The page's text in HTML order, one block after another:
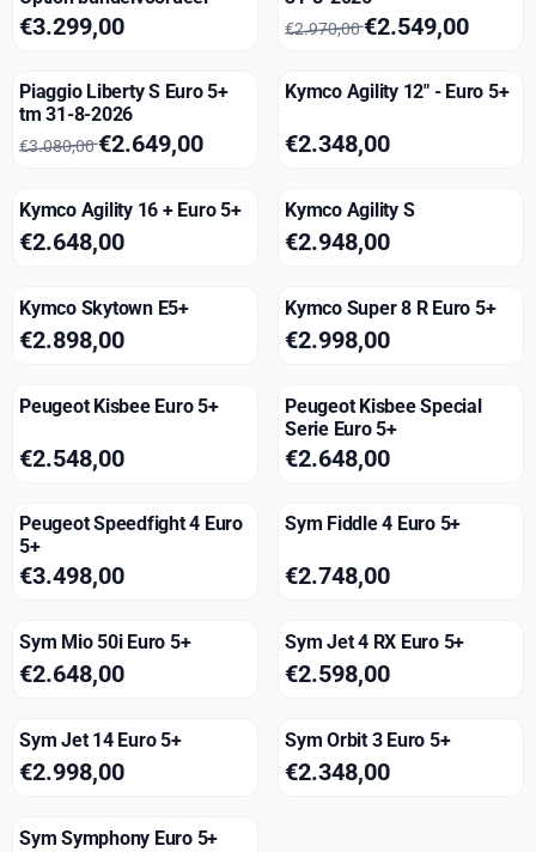
Prijs: 3 299,00
€3.299,00
Van 2 970,00 voor 2 549,00
€2.970,00€2.549,00
Piaggio Liberty S Euro 5+
tm 31-8-2026
Van 3 080,00 voor 2 649,00
€3.080,00€2.649,00
Kymco Agility 12" - Euro 5+
Prijs: 2 348,00
€2.348,00
Kymco Agility 16 + Euro 5+
Prijs: 2 648,00
€2.648,00
Kymco Agility S
Prijs: 2 948,00
€2.948,00
Kymco Skytown E5+
Prijs: 2 898,00
€2.898,00
Kymco Super 8 R Euro 5+
Prijs: 2 998,00
€2.998,00
Peugeot Kisbee Euro 5+
Prijs: 2 548,00
€2.548,00
Peugeot Kisbee Special
Serie Euro 5+
Prijs: 2 648,00
€2.648,00
Peugeot Speedfight 4 Euro
5+
Prijs: 3 498,00
€3.498,00
Sym Fiddle 4 Euro 5+
Prijs: 2 748,00
€2.748,00
Sym Mio 50i Euro 5+
Prijs: 2 648,00
€2.648,00
Sym Jet 4 RX Euro 5+
Prijs: 2 598,00
€2.598,00
Sym Jet 14 Euro 5+
Prijs: 2 998,00
€2.998,00
Sym Orbit 3 Euro 5+
Prijs: 2 348,00
€2.348,00
Sym Symphony Euro 5+